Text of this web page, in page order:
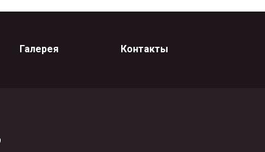
Галерея Контакты